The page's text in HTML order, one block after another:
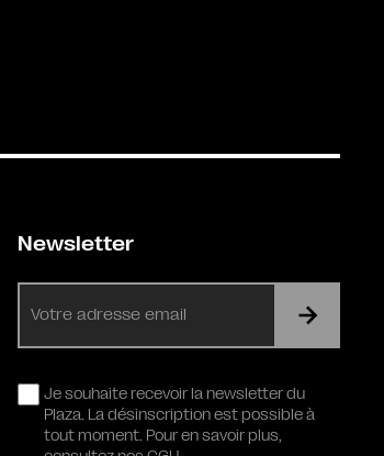
Newsletter
mail
RGPDJe souhaite recevoir la newsletter du
Plaza. La désinscription est possible à
tout moment. Pour en savoir plus,